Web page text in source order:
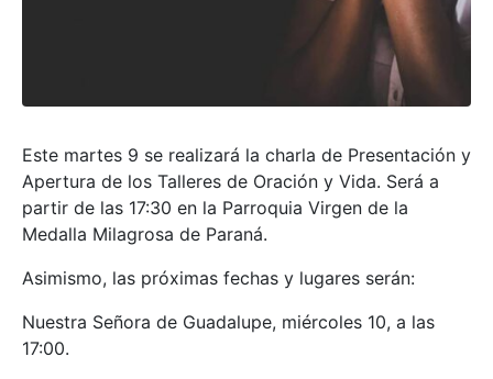
Este martes 9 se realizará la charla de Presentación y
Apertura de los Talleres de Oración y Vida. Será a
partir de las 17:30 en la Parroquia Virgen de la
Medalla Milagrosa de Paraná.
Asimismo, las próximas fechas y lugares serán:
Nuestra Señora de Guadalupe, miércoles 10, a las
17:00.